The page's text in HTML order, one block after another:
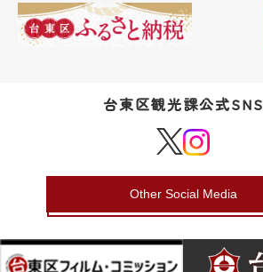
台東区観光課公式SNS
Other Social Media